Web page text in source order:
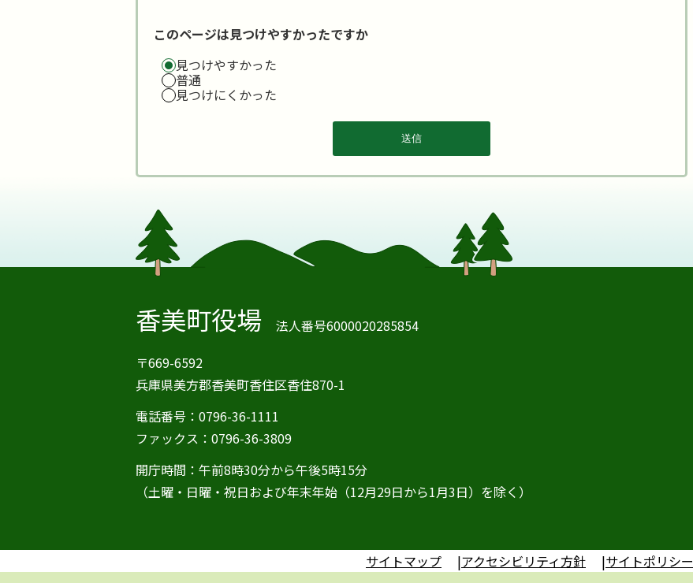
このページは見つけやすかったですか
見つけやすかった
普通
見つけにくかった
香美町役場
法人番号6000020285854
〒669-6592
兵庫県美方郡香美町香住区香住870-1
電話番号：0796-36-1111
ファックス：0796-36-3809
開庁時間：午前8時30分から午後5時15分
（土曜・日曜・祝日および年末年始（12月29日から1月3日）を除く）
サイトマップ アクセシビリティ方針 サイトポリシー